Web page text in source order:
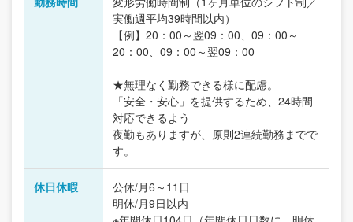
実働週平均39時間以内）
【例】20：00～翌09：00、09：00～
20：00、09：00～翌09：00
★無理なく勤務できる様に配慮。
「安全・安心」を提供するため、24時間
対応できるよう
夜勤もありますが、原則2連続勤務までで
す。
休日休暇
公休/月6～11日
明休/月9日以内